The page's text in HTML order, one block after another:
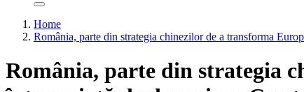
Home
România, parte din strategia chinezilor de a transforma
România, parte din strategia